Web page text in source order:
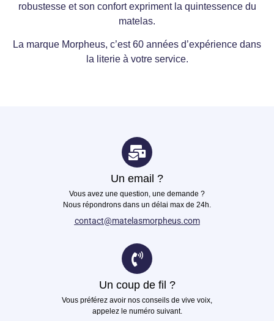
robustesse et son confort expriment la quintessence du
matelas.
La marque Morpheus, c’est 60 années d’expérience dans
la literie à votre service.
Un email ?
Vous avez une question, une demande ?
Nous répondrons dans un délai max de 24h.
contact@matelasmorpheus.com
Un coup de fil ?
Vous préférez avoir nos conseils de vive voix,
appelez le numéro suivant.